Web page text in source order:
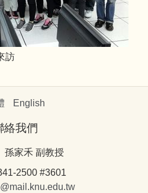
訪
English
絡我們
孫家禾 副教授
2500 #3601